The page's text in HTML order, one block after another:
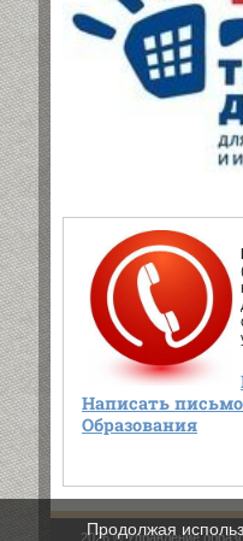
Написать
Образования
2026 © Управление
Продолжая